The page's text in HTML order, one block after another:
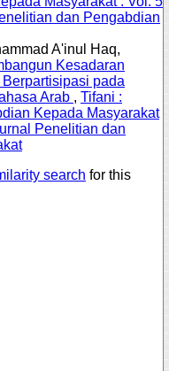
dan Pengabdian
A'inul Haq,
Kesadaran
pada
Arab , Tifani :
Kepada Masyarakat
Penelitian dan
search for this